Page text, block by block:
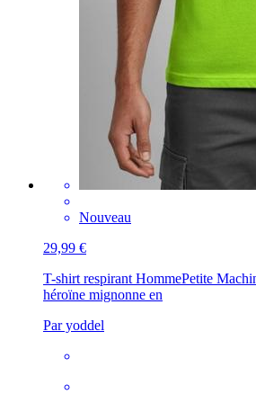
Nouveau
29,99 €
T-shirt respirant HommePetite
héroïne mignonne en
Par yoddel